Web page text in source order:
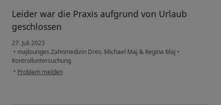
Leider war die Praxis aufgrund von Urlaub
geschlossen
27. Juli 2023
• majlounges Zahnmedizin Dres. Michael Maj & Regina Maj •
Kontrolluntersuchung
• Problem melden